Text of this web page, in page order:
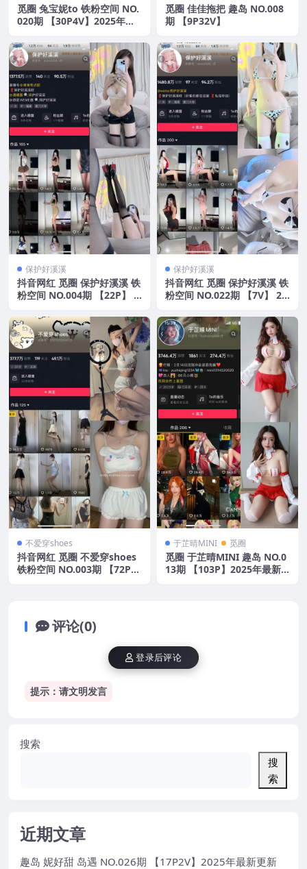
觅圈 兔宝妮to 铁粉空间 NO.
020期 【30P4V】2025年最
觅圈 佳佳拖把 趣岛 NO.008
期 【9P32V】
保护好溪溪
抖音网红 觅圈 保护好溪溪 铁
粉空间 NO.004期 【22P】 2
保护好溪溪
抖音网红 觅圈 保护好溪溪 铁
粉空间 NO.022期 【7V】 20
不爱穿shoes
抖音网红 觅圈 不爱穿shoes
铁粉空间 NO.003期 【72P13
于芷晴MINI 觅圈
觅圈 于芷晴MINI 趣岛 NO.0
13期 【103P】2025年最新
评论(0)
提示：请文明发言
登录后评论
搜索
搜
索
近期文章
趣岛 妮好甜 岛遇 NO.026期 【17P2V】2025年最新更新